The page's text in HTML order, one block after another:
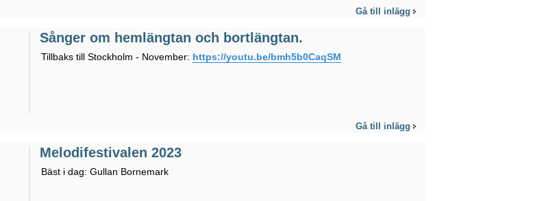
Gå till inlägg
Sånger om hemlängtan och bortlängtan.
Tillbaks till Stockholm - November: https://youtu.be/bmh5b0CaqSM
Gå till inlägg
Melodifestivalen 2023
Bäst i dag: Gullan Bornemark